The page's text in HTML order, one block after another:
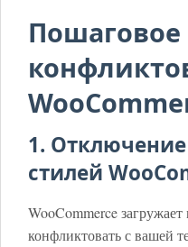
1.
стилей
WooCommerce
конфликтовать с вашей